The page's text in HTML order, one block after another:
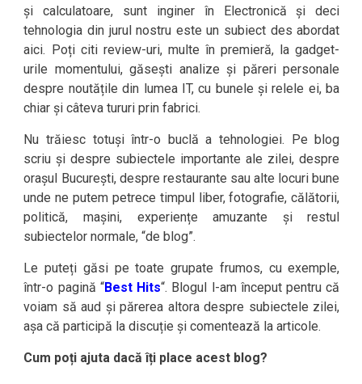
și calculatoare, sunt inginer în Electronică și deci
tehnologia din jurul nostru este un subiect des abordat
aici. Poți citi review-uri, multe în premieră, la gadget-
urile momentului, găsești analize și păreri personale
despre noutățile din lumea IT, cu bunele și relele ei, ba
chiar și câteva tururi prin fabrici.
Nu trăiesc totuși într-o buclă a tehnologiei. Pe blog
scriu și despre subiectele importante ale zilei, despre
orașul București, despre restaurante sau alte locuri bune
unde ne putem petrece timpul liber, fotografie, călătorii,
politică, mașini, experiențe amuzante și restul
subiectelor normale, “de blog”.
Le puteți găsi pe toate grupate frumos, cu exemple,
într-o pagină “Best Hits“. Blogul l-am început pentru că
voiam să aud și părerea altora despre subiectele zilei,
așa că participă la discuție și comentează la articole.
Cum poți ajuta dacă îți place acest blog?